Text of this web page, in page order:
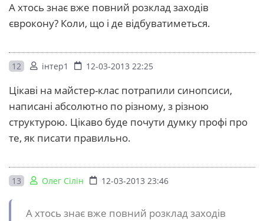
А хтось знає вже повний розклад заходів
єврокону? Коли, що і де відбуватиметься.
12 інтер1 12-03-2013 22:25
Цікаві на майстер-клас потрапили синопсиси,
написані абсолютно по різному, з різною
структурою. Цікаво буде почути думку профі про
те, як писати правильно.
13 Олег Сілін 12-03-2013 23:46
А хтось знає вже повний розклад заходів